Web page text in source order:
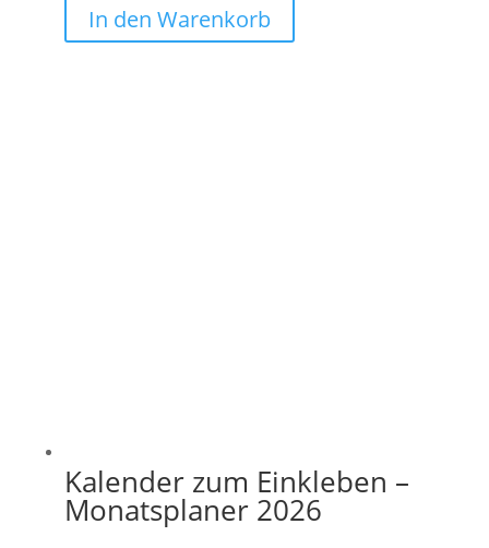
In den Warenkorb
Kalender zum Einkleben –
Monatsplaner 2026